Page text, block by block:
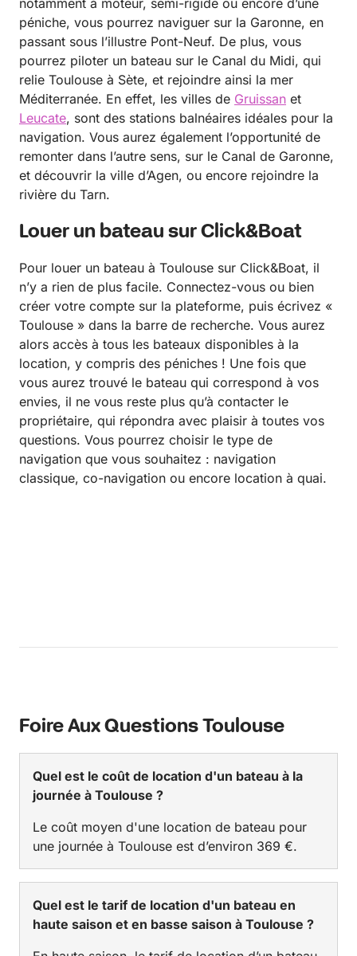
notamment à moteur, semi-rigide ou encore d’une
péniche, vous pourrez naviguer sur la Garonne, en
passant sous l’illustre Pont-Neuf. De plus, vous
pourrez piloter un bateau sur le Canal du Midi, qui
relie Toulouse à Sète, et rejoindre ainsi la mer
Méditerranée. En effet, les villes de Gruissan et
Leucate, sont des stations balnéaires idéales pour la
navigation. Vous aurez également l’opportunité de
remonter dans l’autre sens, sur le Canal de Garonne,
et découvrir la ville d’Agen, ou encore rejoindre la
rivière du Tarn.
Louer un bateau sur Click&Boat
Pour louer un bateau à Toulouse sur Click&Boat, il
n’y a rien de plus facile. Connectez-vous ou bien
créer votre compte sur la plateforme, puis écrivez «
Toulouse » dans la barre de recherche. Vous aurez
alors accès à tous les bateaux disponibles à la
location, y compris des péniches ! Une fois que
vous aurez trouvé le bateau qui correspond à vos
envies, il ne vous reste plus qu’à contacter le
propriétaire, qui répondra avec plaisir à toutes vos
questions. Vous pourrez choisir le type de
navigation que vous souhaitez : navigation
classique, co-navigation ou encore location à quai.
Foire Aux Questions Toulouse
Quel est le coût de location d'un bateau à la
journée à Toulouse ?
Le coût moyen d'une location de bateau pour
une journée à Toulouse est d’environ 369 €.
Quel est le tarif de location d'un bateau en
haute saison et en basse saison à Toulouse ?